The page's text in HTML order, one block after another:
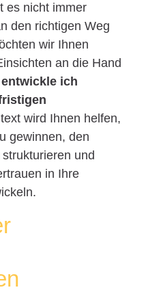
es nicht immer
den richtigen Weg
wir Ihnen
an die Hand
ich
wird Ihnen helfen,
gewinnen, den
und
in Ihre